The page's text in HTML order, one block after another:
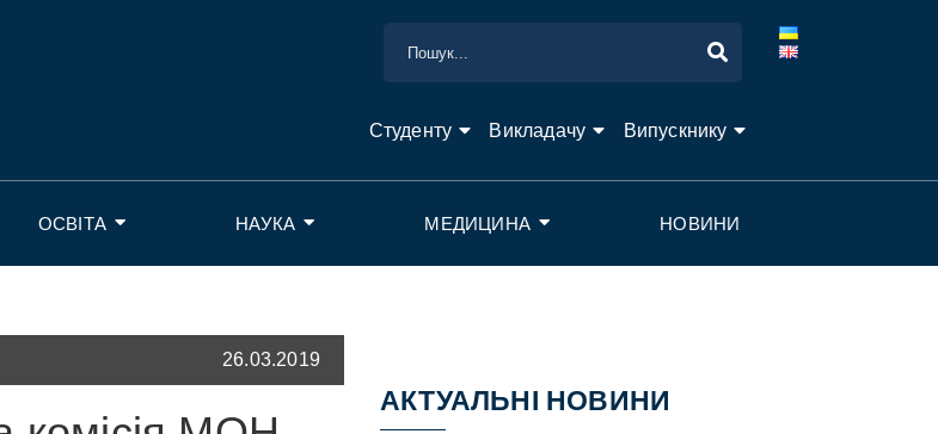
Студенту Викладачу Випускнику
ОСВІТА НАУКА МЕДИЦИНА НОВИНИ
26.03.2019
АКТУАЛЬНІ НОВИНИ